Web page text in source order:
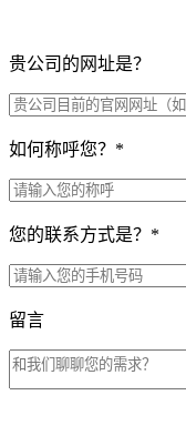
贵公司的网址是？
如何称呼您？ *
您的联系方式是？ *
留言